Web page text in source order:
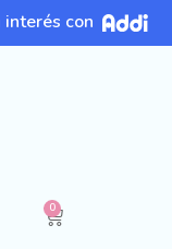
con
0